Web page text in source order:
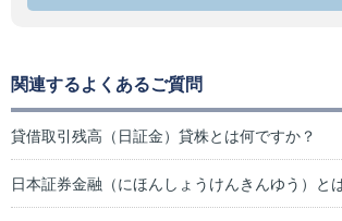
関連するよくあるご質問
貸借取引残高（日証金）貸株とは何ですか？
日本証券金融（にほんしょうけんきんゆう）と